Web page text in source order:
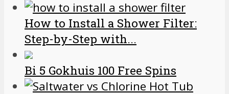
How to Install a Shower Filter:
Step-by-Step with...
Bi 5 Gokhuis 100 Free Spins